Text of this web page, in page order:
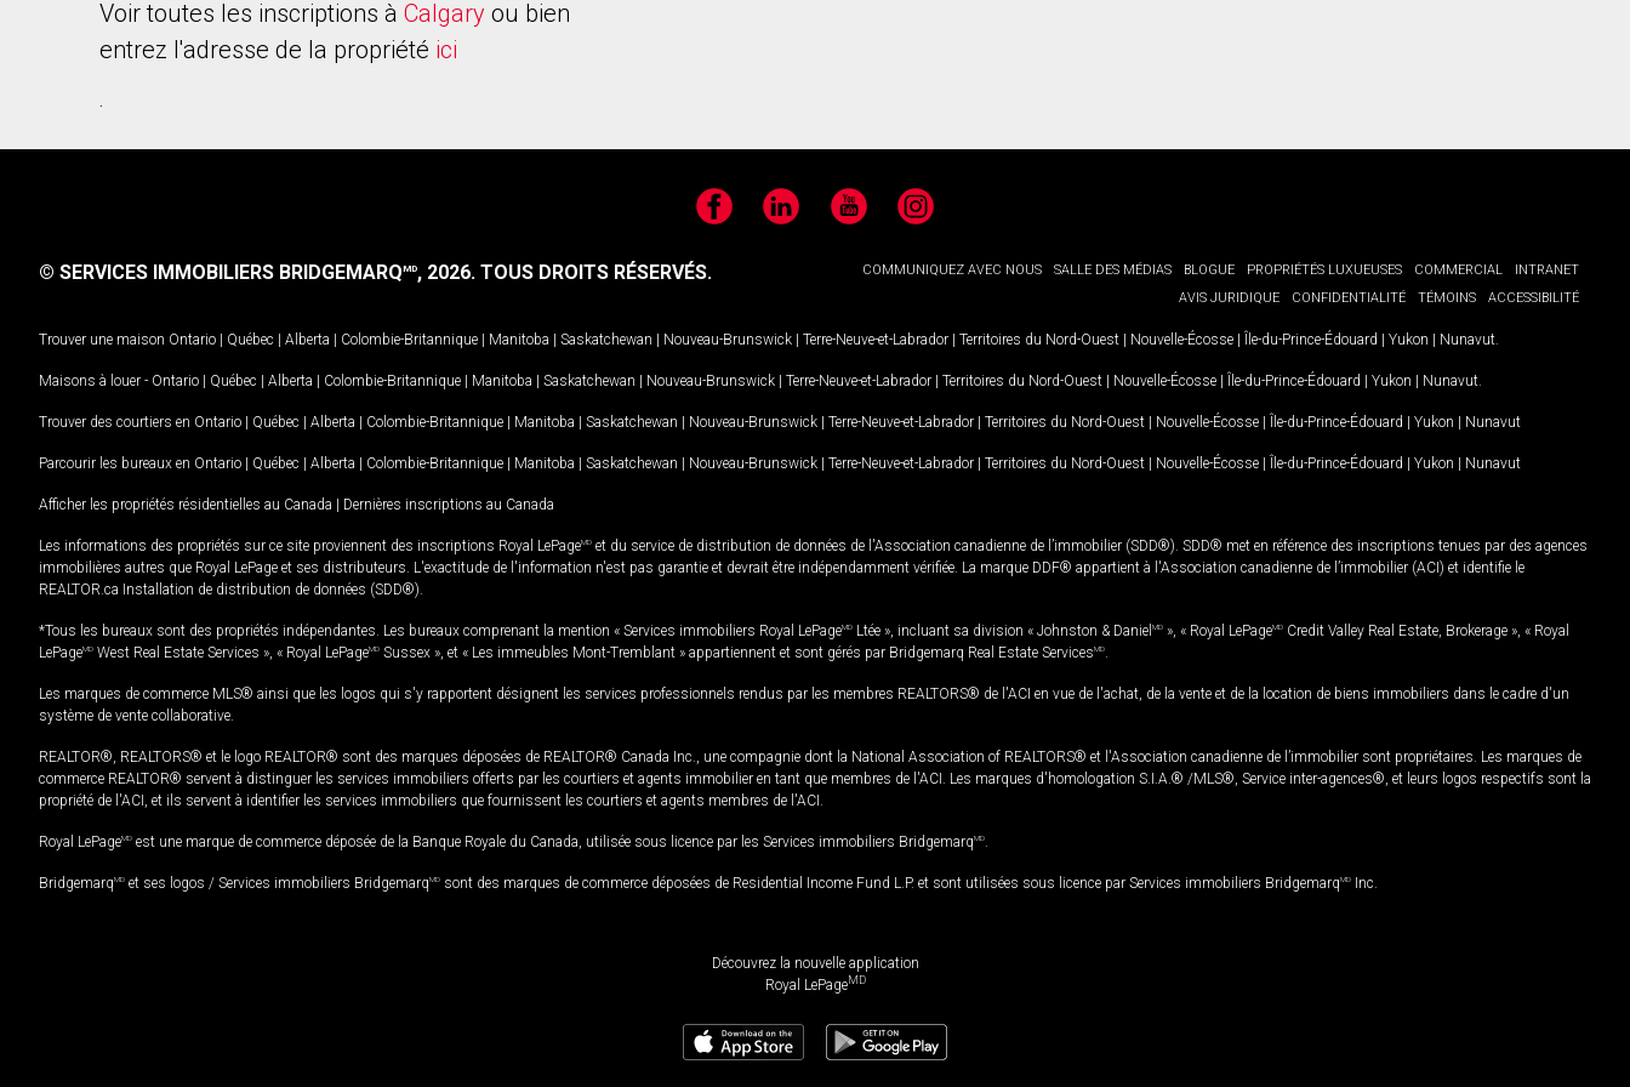
Voir toutes les inscriptions à Calgary ou bien
entrez l'adresse de la propriété ici
.
FacebookLinkedIn YouTubeInstagram
COMMUNIQUEZ AVEC NOUS SALLE DES MÉDIAS BLOGUE PROPRIÉTÉS LUXUEUSES COMMERCIAL
INTRANET
AVIS JURIDIQUE
CONFIDENTIALITÉ TÉMOINS ACCESSIBILITÉ
© SERVICES IMMOBILIERS BRIDGEMARQMD, 2026. TOUS DROITS RÉSERVÉS.
Trouver une maison Ontario | Québec | Alberta | Colombie-Britannique | Manitoba | Saskatchewan | Nouveau-Brunswick | Terre-Neuve-et-Labrador | Territoires du Nord-Ouest | Nouvelle-Écosse | Île-du-Prince-Édouard | Yukon | Nunavut
Maisons à louer - Ontario | Québec | Alberta | Colombie-Britannique | Manitoba | Saskatchewan | Nouveau-Brunswick | Terre-Neuve-et-Labrador | Territoires du Nord-Ouest | Nouvelle-Écosse | Île-du-Prince-Édouard | Yukon | Nunavut
Trouver des courtiers en Ontario | Québec | Alberta | Colombie-Britannique | Manitoba | Saskatchewan | Nouveau-Brunswick | Terre-Neuve-et-Labrador | Territoires du Nord-Ouest | Nouvelle-Écosse | Île-du-Prince-Édouard | Yukon | Nunavut
Parcourir les bureaux en Ontario | Québec | Alberta | Colombie-Britannique | Manitoba | Saskatchewan | Nouveau-Brunswick | Terre-Neuve-et-Labrador | Territoires du Nord-Ouest | Nouvelle-Écosse | Île-du-Prince-Édouard | Yukon | Nunavut
Afficher les propriétés résidentielles au Canada | Dernières inscriptions au Canada
Les informations des propriétés sur ce site proviennent des inscriptions Royal LePageMD et du service de distribution de données de l'Association canadienne de l’immobilier (SDD®). SDD® met en référence des inscriptions tenues par des agences
immobilières autres que Royal LePage et ses distributeurs. L'exactitude de l'information n'est pas garantie et devrait être indépendamment vérifiée. La marque DDF® appartient à l'Association canadienne de l’immobilier (ACI) et identifie le
REALTOR.ca Installation de distribution de données (SDD®).
*Tous les bureaux sont des propriétés indépendantes. Les bureaux comprenant la mention « Services immobiliers Royal LePageMD Ltée », incluant sa division « Johnston & Daniel MD », « Royal LePageMD Credit Valley Real Estate, Brokerage », « Royal
LePageMD West Real Estate Services », « Royal LePageMD Sussex », et « Les immeubles Mont-Tremblant » appartiennent et sont gérés par Bridgemarq Real Estate ServicesMD
Les marques de commerce MLS® ainsi que les logos qui s'y rapportent désignent les services professionnels rendus par les membres REALTORS® de l'ACI en vue de l'achat, de la vente et de la location de biens immobiliers dans le cadre d'un
système de vente collaborative.
REALTOR®, REALTORS® et le logo REALTOR® sont des marques déposées de REALTOR® Canada Inc., une compagnie dont la National Association of REALTORS® et l'Association canadienne de l’immobilier sont propriétaires. Les marques de
commerce REALTOR® servent à distinguer les services immobiliers offerts par les courtiers et agents immobilier en tant que membres de l'ACI. Les marques d'homologation S.I.A.® /MLS®, Service inter-agences®, et leurs logos respectifs sont la
propriété de l'ACI, et ils servent à identifier les services immobiliers que fournissent les courtiers et agents membres de l'ACI.
Royal LePageMD est une marque de commerce déposée de la Banque Royale du Canada, utilisée sous licence par les Services immobiliers BridgemarqMD
BridgemarqMD et ses logos / Services immobiliers BridgemarqMD sont des marques de commerce déposées de Residential Income Fund L.P. et sont utilisées sous licence par Services immobiliers BridgemarqMD Inc.
Découvrez la nouvelle application
Royal LePageMD